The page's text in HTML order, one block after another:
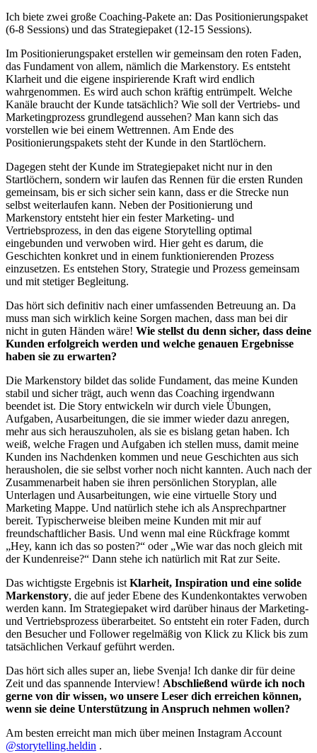
Ich biete zwei große Coaching-Pakete an: Das Positionierungspaket
(6-8 Sessions) und das Strategiepaket (12-15 Sessions).
Im Positionierungspaket erstellen wir gemeinsam den roten Faden,
das Fundament von allem, nämlich die Markenstory. Es entsteht
Klarheit und die eigene inspirierende Kraft wird endlich
wahrgenommen. Es wird auch schon kräftig entrümpelt. Welche
Kanäle braucht der Kunde tatsächlich? Wie soll der Vertriebs- und
Marketingprozess grundlegend aussehen? Man kann sich das
vorstellen wie bei einem Wettrennen. Am Ende des
Positionierungspakets steht der Kunde in den Startlöchern.
Dagegen steht der Kunde im Strategiepaket nicht nur in den
Startlöchern, sondern wir laufen das Rennen für die ersten Runden
gemeinsam, bis er sich sicher sein kann, dass er die Strecke nun
selbst weiterlaufen kann. Neben der Positionierung und
Markenstory entsteht hier ein fester Marketing- und
Vertriebsprozess, in den das eigene Storytelling optimal
eingebunden und verwoben wird. Hier geht es darum, die
Geschichten konkret und in einem funktionierenden Prozess
einzusetzen. Es entstehen Story, Strategie und Prozess gemeinsam
und mit stetiger Begleitung.
Das hört sich definitiv nach einer umfassenden Betreuung an. Da
muss man sich wirklich keine Sorgen machen, dass man bei dir
nicht in guten Händen wäre! Wie stellst du denn sicher, dass deine
Kunden erfolgreich werden und welche genauen Ergebnisse
haben sie zu erwarten?
Die Markenstory bildet das solide Fundament, das meine Kunden
stabil und sicher trägt, auch wenn das Coaching irgendwann
beendet ist. Die Story entwickeln wir durch viele Übungen,
Aufgaben, Ausarbeitungen, die sie immer wieder dazu anregen,
mehr aus sich herauszuholen, als sie es bislang getan haben. Ich
weiß, welche Fragen und Aufgaben ich stellen muss, damit meine
Kunden ins Nachdenken kommen und neue Geschichten aus sich
herausholen, die sie selbst vorher noch nicht kannten. Auch nach der
Zusammenarbeit haben sie ihren persönlichen Storyplan, alle
Unterlagen und Ausarbeitungen, wie eine virtuelle Story und
Marketing Mappe. Und natürlich stehe ich als Ansprechpartner
bereit. Typischerweise bleiben meine Kunden mit mir auf
freundschaftlicher Basis. Und wenn mal eine Rückfrage kommt
„Hey, kann ich das so posten?“ oder „Wie war das noch gleich mit
der Kundenreise?“ Dann stehe ich natürlich mit Rat zur Seite.
Das wichtigste Ergebnis ist Klarheit, Inspiration und eine solide
Markenstory, die auf jeder Ebene des Kundenkontaktes verwoben
werden kann. Im Strategiepaket wird darüber hinaus der Marketing-
und Vertriebsprozess überarbeitet. So entsteht ein roter Faden, durch
den Besucher und Follower regelmäßig von Klick zu Klick bis zum
tatsächlichen Verkauf geführt werden.
Das hört sich alles super an, liebe Svenja! Ich danke dir für deine
Zeit und das spannende Interview! Abschließend würde ich noch
gerne von dir wissen, wo unsere Leser dich erreichen können,
wenn sie deine Unterstützung in Anspruch nehmen wollen?
Am besten erreicht man mich über meinen Instagram Account
@storytelling.heldin .